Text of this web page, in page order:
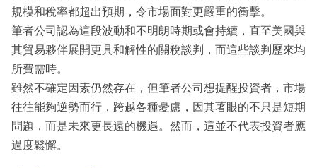
規模和稅率都超出預期，令市場面對更嚴重的衝擊。
筆者公司認為這段波動和不明朗時期或會持續，直至美國與
其貿易夥伴展開更具和解性的關稅談判，而這些談判歷來均
所費需時。
雖然不確定因素仍然存在，但筆者公司想提醒投資者，市場
往往能夠逆勢而行，跨越各種憂慮，因其著眼的不只是短期
問題，而是未來更長遠的機遇。然而，這並不代表投資者應
過度鬆懈。